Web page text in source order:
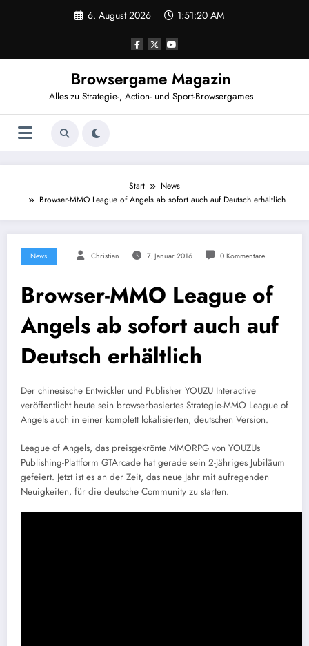
6. August 2026 1:51:20 AM
Browsergame Magazin
Alles zu Strategie-, Action- und Sport-Browsergames
Start
News
Browser-MMO League of Angels ab sofort auch auf Deutsch erhältlich
News Christian 7. Januar 2016 0 Kommentare
Browser-MMO League of
Angels ab sofort auch auf
Deutsch erhältlich
Der chinesische Entwickler und Publisher YOUZU Interactive
veröffentlicht heute sein browserbasiertes Strategie-MMO League of
Angels auch in einer komplett lokalisierten, deutschen Version.
League of Angels, das preisgekrönte MMORPG von YOUZUs
Publishing-Plattform GTArcade hat gerade sein 2-jähriges Jubiläum
gefeiert. Jetzt ist es an der Zeit, das neue Jahr mit aufregenden
Neuigkeiten, für die deutsche Community zu starten.